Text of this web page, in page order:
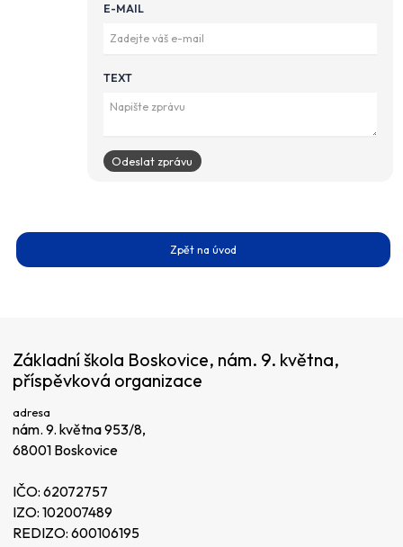
E-MAIL
TEXT
Zpět na úvod
Základní škola Boskovice, nám. 9. května,
příspěvková organizace
adresa
nám. 9. května 953/8,
68001 Boskovice
IČO: 62072757
IZO: 102007489
REDIZO: 600106195